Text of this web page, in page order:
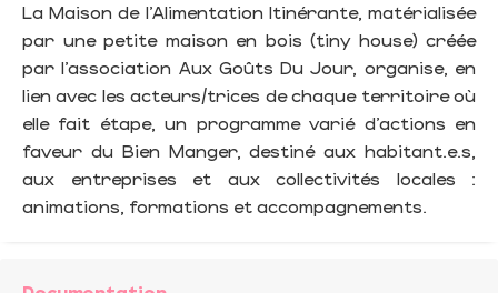
La Maison de l’Alimentation Itinérante, matérialisée
par une petite maison en bois (tiny house) créée
par l’association Aux Goûts Du Jour, organise, en
lien avec les acteurs/trices de chaque territoire où
elle fait étape, un programme varié d’actions en
faveur du Bien Manger, destiné aux habitant.e.s,
aux entreprises et aux collectivités locales :
animations, formations et accompagnements.